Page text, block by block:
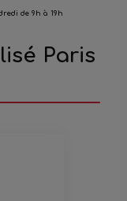
de 9h à 19h
Paris